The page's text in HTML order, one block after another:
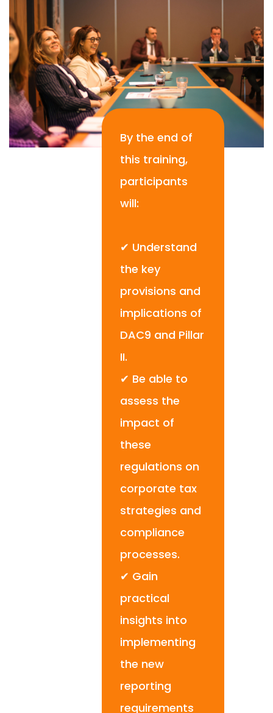
By the end of
this training,
participants
will:
✔ Understand
the key
provisions and
implications of
DAC9 and Pillar
II.
✔ Be able to
assess the
impact of
these
regulations on
corporate tax
strategies and
compliance
processes.
✔ Gain
practical
insights into
implementing
the new
reporting
requirements